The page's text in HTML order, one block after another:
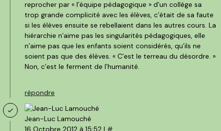
reprocher par « l’équipe pédagogique » d’un collège sa
trop grande complicité avec les élèves, c’était de sa faute
si les élèves ensuite se rebellaient dans les autres cours. La
hiérarchie n’aime pas les singularités pédagogiques, elle
n’aime pas que les enfants soient considérés, qu’ils ne
soient pas que des élèves. « C’est le terreau du désordre. »
Non, c’est le ferment de l’humanité.
répondre
Jean-Luc Lamouché
16 Octobre 2012 à 15:52 | #